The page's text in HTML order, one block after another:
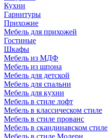
Кухни
Гарнитуры
Прихожие
Мебель для прихожей
Гостиные
Шкафы
Мебель из МДФ
Мебель из шпона
Мебель для детской
Мебель для спальни
Мебель для кухни
Мебель в стиле лофт
Мебель в классическом стиле
Мебель в стиле прованс
Мебель в скандинавском стиле
Мебель в стиле Модерн